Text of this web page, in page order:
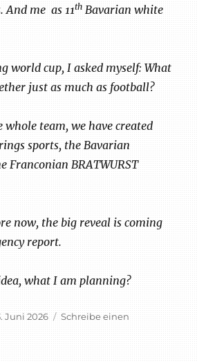
And me as 11th Bavarian white
world cup, I asked myself: What
just as much as football?
team, we have created
sports, the Bavarian
Franconian BRATWURST
now, the big reveal is coming
report.
what I am planning?
Juni 2026
Schreibe einen